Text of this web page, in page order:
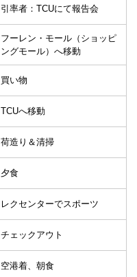
引率者：TCUにて報告会
フーレン・モール（ショッピ
ングモール）へ移動
買い物
TCUへ移動
荷造り＆清掃
夕食
レクセンターでスポーツ
チェックアウト
空港着、朝食